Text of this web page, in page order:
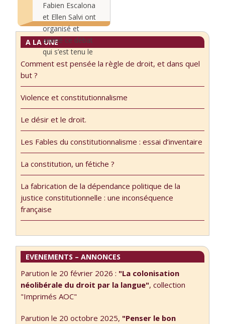
achevées. Les
politiques, les
journalistes et la
plupart des «
experts »
politistes et
professeur de
droit public, qui a
…
Fabien Escalona
et Ellen Salvi ont
organisé et
animé ce débat
qui s’est tenu le
28 septembre
de la Maison de
l’Amérique latine.
Il y avait une
première table-
ronde autour de
4 universitaires et
une table ronde
autour de 4
groupe de la
Nupes.
A LA UNE
Comment est pensée la règle de droit, et dans quel
but ?
Violence et constitutionnalisme
Le désir et le droit.
Les Fables du constitutionnalisme : essai d’inventaire
La constitution, un fétiche ?
La fabrication de la dépendance politique de la
justice constitutionnelle : une inconséquence
française
EVENEMENTS – ANNONCES
Parution le 20 février 2026 : "La colonisation
néolibérale du droit par la langue", collection
"Imprimés AOC"
Parution le 20 octobre 2025, "Penser le bon